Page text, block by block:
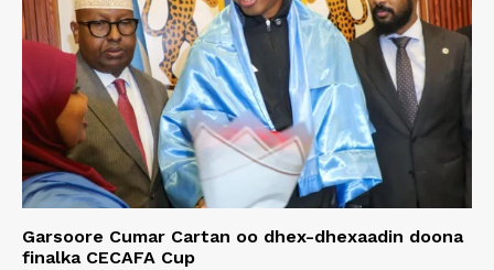
Garsoore Cumar Cartan oo dhex-dhexaadin doona
finalka CECAFA Cup